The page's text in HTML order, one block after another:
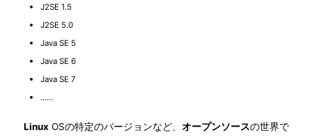
J2SE 1.5
J2SE 5.0
Java SE 5
Java SE 6
Java SE 7
……
Linux OSの特定のバージョンなど、 オープンソースの世界で